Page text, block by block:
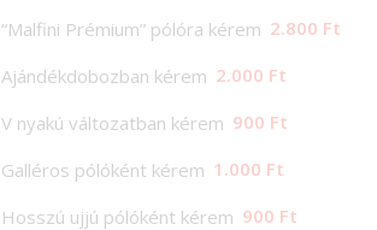
“Malfini Prémium” pólóra kérem 2.800 Ft
Ajándékdobozban kérem 2.000 Ft
V nyakú változatban kérem 900 Ft
Galléros pólóként kérem 1.000 Ft
Hosszú ujjú pólóként kérem 900 Ft